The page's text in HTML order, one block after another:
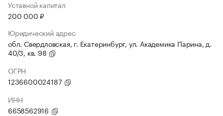
Уставной капитал
200 000 ₽
Юридический адрес
обл. Свердловская, г. Екатеринбург, ул. Академика Парина, д.
40/3, кв. 98
ОГРН
1236600024187
ИНН
6658562916